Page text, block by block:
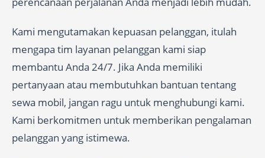
Kami mengutamakan kepuasan pelanggan, itulah
mengapa tim layanan pelanggan kami siap
membantu Anda 24/7. Jika Anda memiliki
pertanyaan atau membutuhkan bantuan tentang
sewa mobil, jangan ragu untuk menghubungi kami.
Kami berkomitmen untuk memberikan pengalaman
pelanggan yang istimewa.